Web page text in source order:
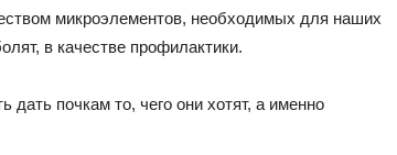
микроэлементов, необходимых для наших
в качестве профилактики.
почкам то, чего они хотят, а именно